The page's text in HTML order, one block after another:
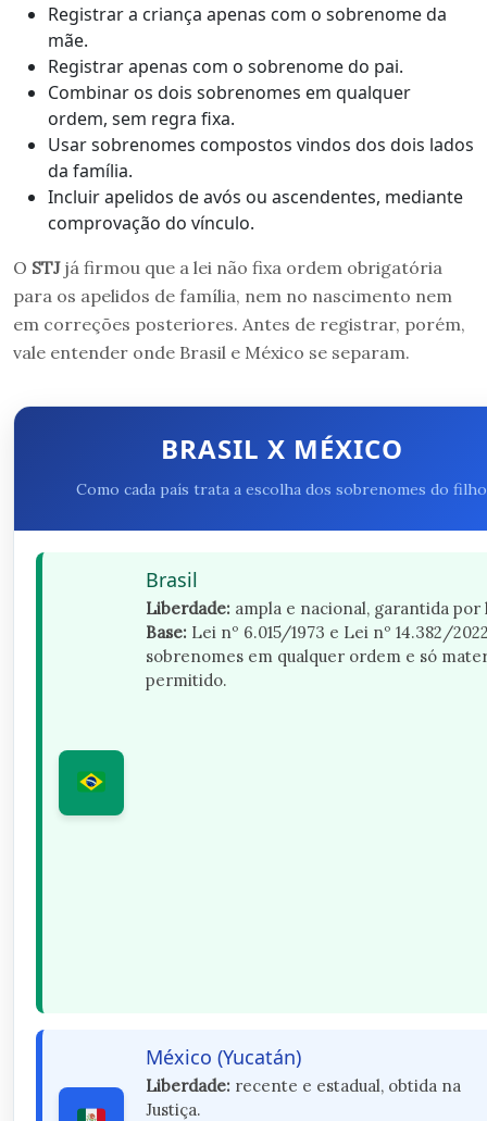
Registrar a criança apenas com o sobrenome da
mãe.
Registrar apenas com o sobrenome do pai.
Combinar os dois sobrenomes em qualquer
ordem, sem regra fixa.
Usar sobrenomes compostos vindos dos dois lados
da família.
Incluir apelidos de avós ou ascendentes, mediante
comprovação do vínculo.
O STJjá firmou que a lei não fixa ordem obrigatória
para os apelidos de família, nem no nascimento nem
em correções posteriores. Antes de registrar, porém,
vale entender onde Brasil e México se separam.
BRASIL X MÉXICO
Como cada país trata a escolha dos sobrenomes do filho
Brasil
Liberdade: ampla e nacional, garantida por
Base: Lei nº 6.015/1973 e Lei nº 14.382/
sobrenomes em qualquer ordem e só
permitido.
México (Yucatán)
Liberdade: recente e estadual, obtida na
Justiça.